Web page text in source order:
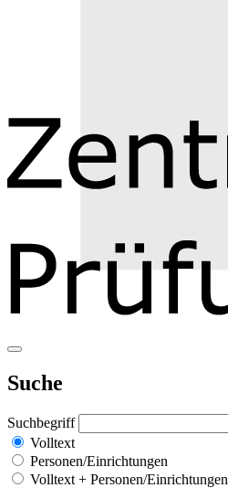
Suche
Suchbegriff
Volltext
Personen/Einrichtungen
Volltext + Personen/Einrichtungen